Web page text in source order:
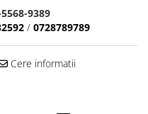
9389
/ 0728789789
Cere informatii